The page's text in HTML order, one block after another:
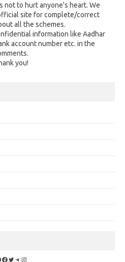
not to hurt anyone's heart. We
site for complete/correct
all the schemes.
information like Aadhar
account number etc. in the
you!
Facebook
Twitter
Telegram
Instagram